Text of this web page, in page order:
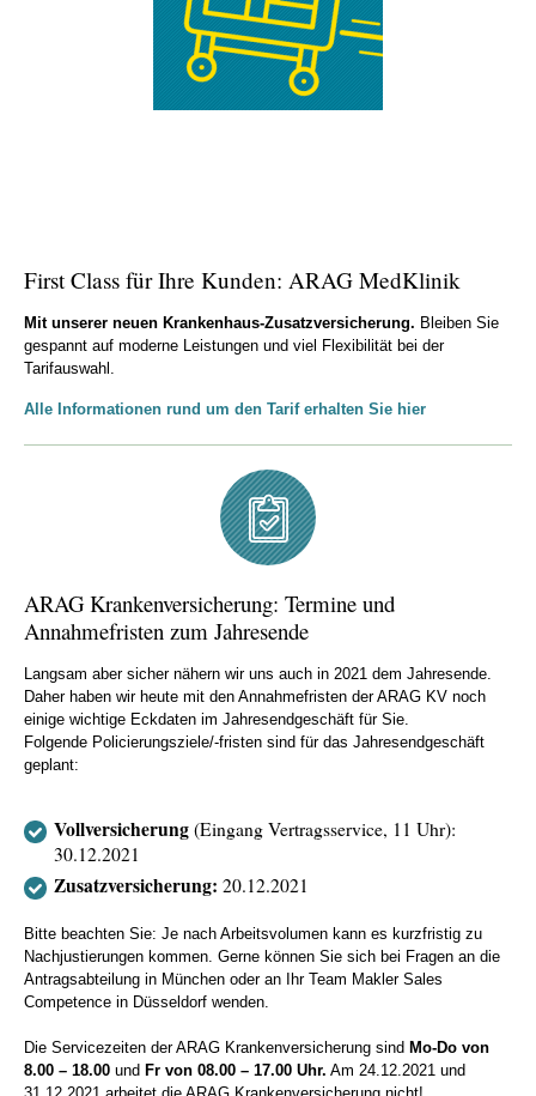
First Class für Ihre Kunden: ARAG MedKlinik
Mit unserer neuen Krankenhaus-Zusatzversicherung. Bleiben Sie
gespannt auf moderne Leistungen und viel Flexibilität bei der
Tarifauswahl.
Alle Informationen rund um den Tarif erhalten Sie hier
ARAG Krankenversicherung: Termine und
Annahmefristen zum Jahresende
Langsam aber sicher nähern wir uns auch in 2021 dem Jahresende.
Daher haben wir heute mit den Annahmefristen der ARAG KV noch
einige wichtige Eckdaten im Jahresendgeschäft für Sie.
Folgende Policierungsziele/-fristen sind für das Jahresendgeschäft
geplant:
Vollversicherung (Eingang Vertragsservice, 11 Uhr):
30.12.2021
Zusatzversicherung: 20.12.2021
Bitte beachten Sie: Je nach Arbeitsvolumen kann es kurzfristig zu
Nachjustierungen kommen. Gerne können Sie sich bei Fragen an die
Antragsabteilung in München oder an Ihr Team Makler Sales
Competence in Düsseldorf wenden.
Die Servicezeiten der ARAG Krankenversicherung sind Mo-Do von
8.00 – 18.00 und Fr von 08.00 – 17.00 Uhr. Am 24.12.2021 und